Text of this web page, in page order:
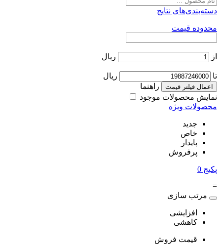
دسته‌بندی‌های نتایج
محدوده قیمت
از ریال
تا ریال
اعمال فیلتر قیمت
راهنما
نمایش محصولات موجود
محصولات ویژه
جدید
خاص
پایدار
پرفروش
پکیج 0
=
مرتب سازی
افزایشی
کاهشی
قیمت فروش